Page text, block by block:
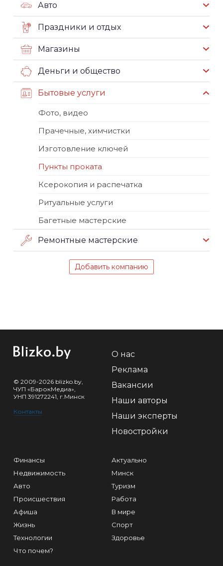
Авто
Праздники и отдых
Магазины
Деньги и общество
Бытовые услуги
Фото, видео
Прачечные, химчистки
Изготовление ключей
Пункты проката
Ксерокопия и распечатка
Ритуальные услуги
Багетные мастерские
Ремонтные мастерские
Добавить компанию
© 2009-2026 blizko.by,
ЧУП «БарокМедиа»,
УНП 391272241, г.Минск
Контакты
О нас
Реклама
Вакансии
Наши авторы
Наши эксперты
Новостройки
Финансы
Недвижимость
Авто
Происшествия
Афиша
Жизнь
Технологии
Что почем?
Актуально
Минск
Туризм
Работа
В мире
Спорт
Здоровье